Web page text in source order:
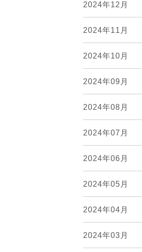
2024年12月
2024年11月
2024年10月
2024年09月
2024年08月
2024年07月
2024年06月
2024年05月
2024年04月
2024年03月